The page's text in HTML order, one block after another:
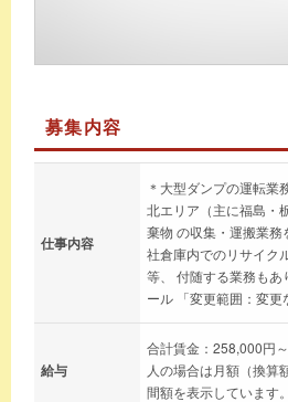
募集内容
仕事内容
＊大型ダンプの運転業
北エリア（主に福島・
棄物 の収集・運搬業務
社倉庫内でのリサイク
等、 付随する業務も
ール 「変更範囲：変更
給与
合計賃金：258,000円
人の場合は月額（換算
間額を表示しています。